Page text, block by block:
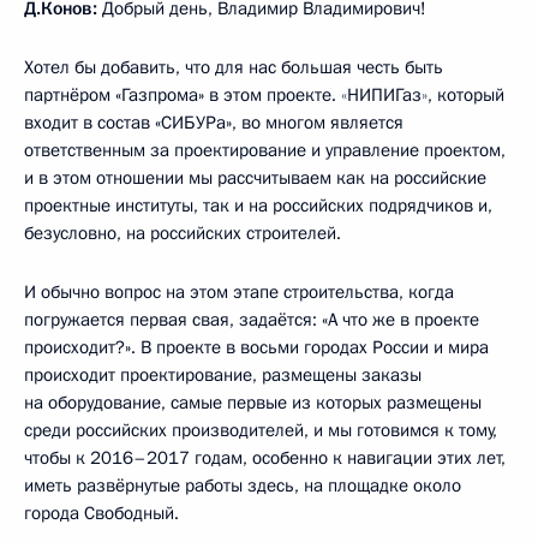
Д.Конов: Добрый день, Владимир Владимирович!
Хотел бы добавить, что для нас большая честь быть
партнёром «Газпрома» в этом проекте. «НИПИГаз», который
входит в состав «СИБУРа», во многом является
ответственным за проектирование и управление проектом,
и в этом отношении мы рассчитываем как на российские
проектные институты, так и на российских подрядчиков и,
безусловно, на российских строителей.
И обычно вопрос на этом этапе строительства, когда
погружается первая свая, задаётся: «А что же в проекте
происходит?». В проекте в восьми городах России и мира
происходит проектирование, размещены заказы
на оборудование, самые первые из которых размещены
среди российских производителей, и мы готовимся к тому,
чтобы к 2016–2017 годам, особенно к навигации этих лет,
иметь развёрнутые работы здесь, на площадке около
города Свободный.